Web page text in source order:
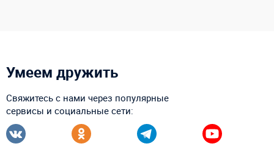
Умеем дружить
Свяжитесь с нами через популярные
сервисы и социальные сети: